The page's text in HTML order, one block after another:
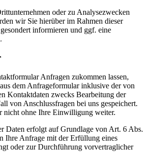
oder zu Analysezwecken
wir Sie hierüber im Rahmen dieser
informieren und ggf. eine
Anfragen zukommen lassen,
dem Anfrageformular inklusive der von
Kontaktdaten zwecks Bearbeitung der
von Anschlussfragen bei uns gespeichert.
nicht ohne Ihre Einwilligung weiter.
Daten erfolgt auf Grundlage von Art. 6 Abs.
Ihre Anfrage mit der Erfüllung eines
oder zur Durchführung vorvertraglicher